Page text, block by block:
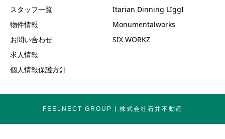
スタッフ一覧
物件情報
お問い合わせ
求人情報
個人情報保護方針
Itarian Dinning LIggI
Monumentalworks
SIX WORKZ
FEELNECT GROUP | 株式会社石井不動産